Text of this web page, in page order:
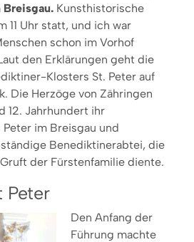
Breisgau. Kunsthistorische
11 Uhr statt, und ich war
schon im Vorhof
den Erklärungen geht die
Klosters St. Peter auf
Die Herzöge von Zähringen
12. Jahrhundert ihr
im Breisgau und
Benediktinerabtei, die
der Fürstenfamilie diente.
Peter
Den Anfang der
Führung machte